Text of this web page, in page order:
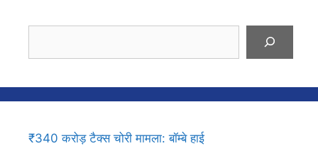
₹340 करोड़ टैक्स चोरी मामला: बॉम्बे हाई